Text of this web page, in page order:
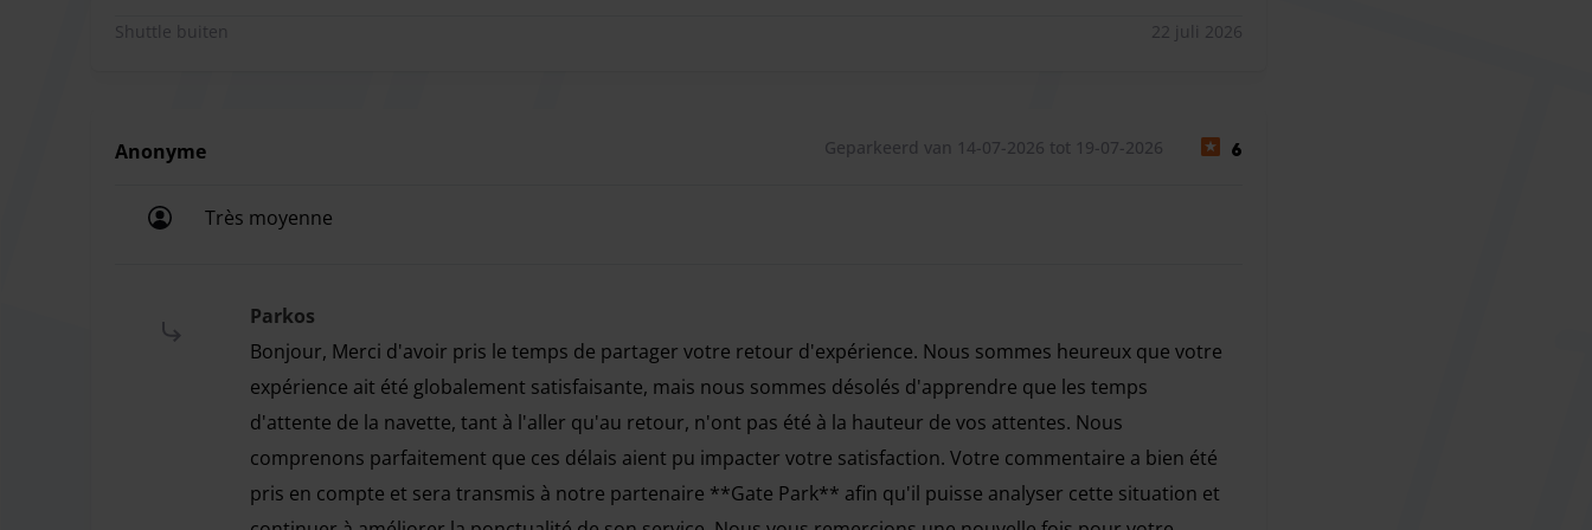
Shuttle buiten 22 juli 2026
Anonyme Geparkeerd van 14-07-2026 tot 19-07-2026 6
Très moyenne
Parkos
Bonjour, Merci d'avoir pris le temps de partager votre retour d'expérience. Nous sommes heureux que votre
expérience ait été globalement satisfaisante, mais nous sommes désolés d'apprendre que les temps
d'attente de la navette, tant à l'aller qu'au retour, n'ont pas été à la hauteur de vos attentes. Nous
comprenons parfaitement que ces délais aient pu impacter votre satisfaction. Votre commentaire a bien été
pris en compte et sera transmis à notre partenaire **Gate Park** afin qu'il puisse analyser cette situation et